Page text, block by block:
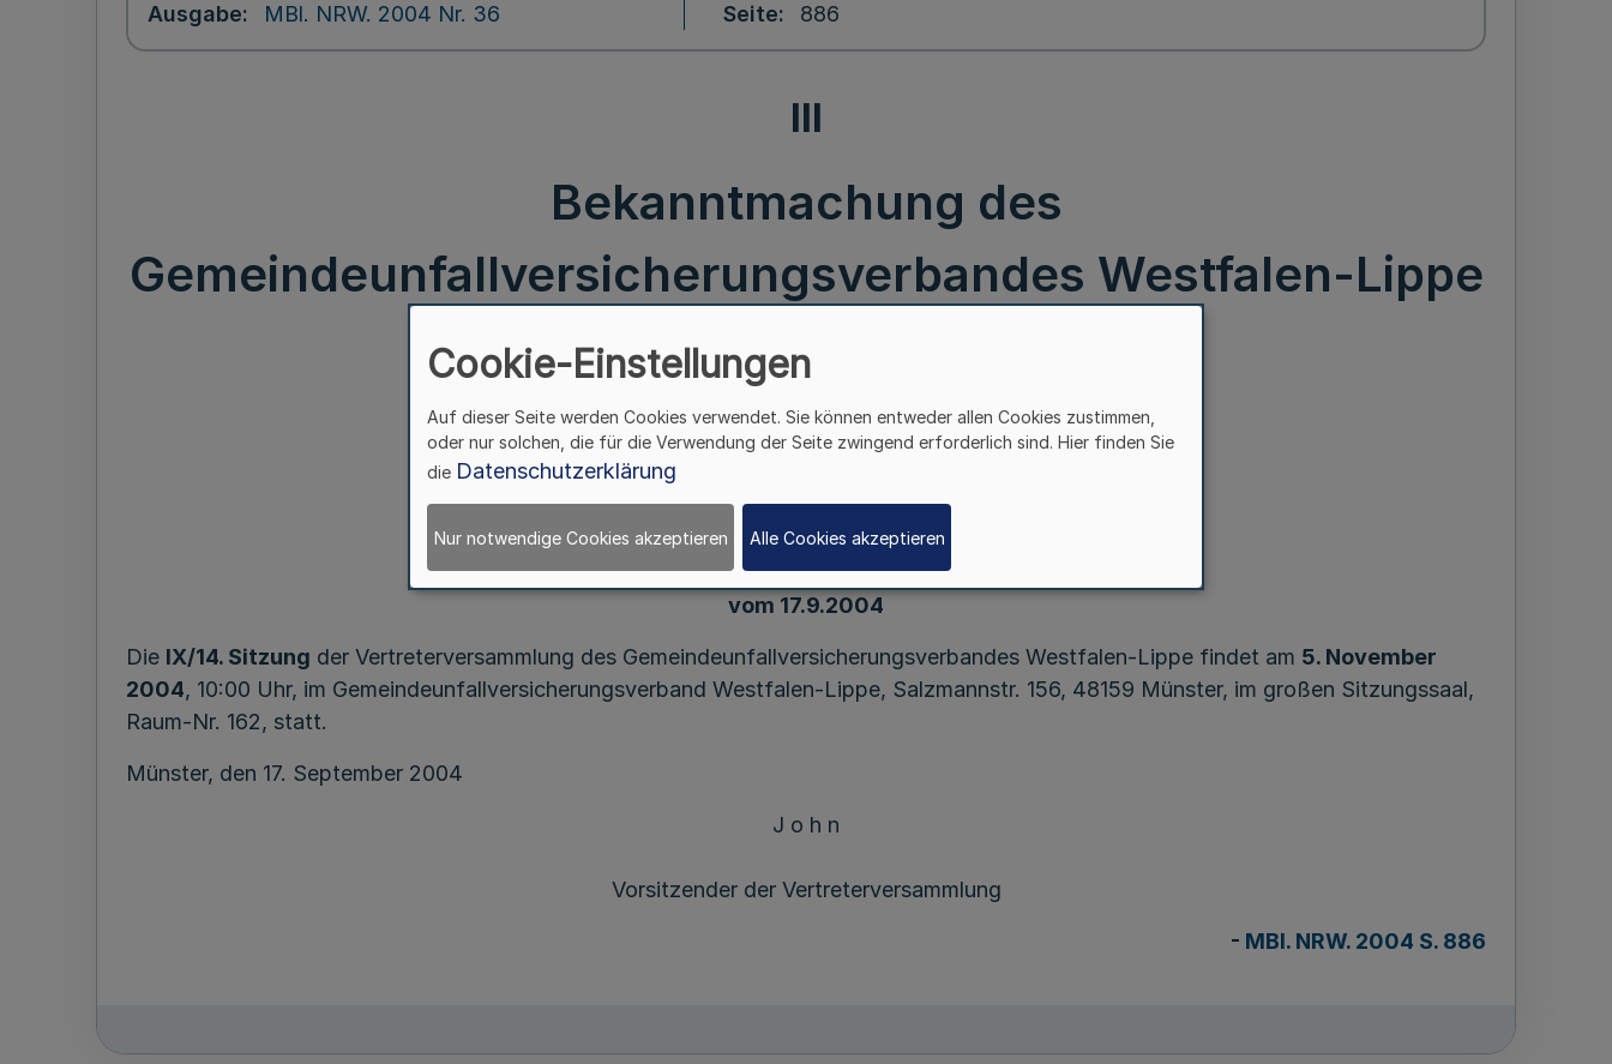
Ausgabe
MBl. NRW. 2004 Nr. 36
Seite
886
III
Bekanntmachung des
Gemeindeunfallversicherungsverbandes Westfalen-Lippe
vom 17.9.2004
III.
Bekanntmachung
des Gemeindeunfallversicherungsverbandes Westfalen-Lippe
vom 17.9.2004
Die IX/14. Sitzung der Vertreterversammlung des Gemeindeunfallversicherungsverbandes Westfalen-Lippe findet am 5. November
2004, 10:00 Uhr, im Gemeindeunfallversicherungsverband Westfalen-Lippe, Salzmannstr. 156, 48159 Münster, im großen Sitzungssaal,
Raum-Nr. 162, statt.
Münster, den 17. September 2004
J o h n
Vorsitzender der Vertreterversammlung
- MBl. NRW. 2004 S. 886
Cookie-Einstellungen
Auf dieser Seite werden Cookies verwendet. Sie können entweder allen Cookies zustimmen,
oder nur solchen, die für die Verwendung der Seite zwingend erforderlich sind. Hier finden Sie
die Datenschutzerklärung
Nur notwendige Cookies akzeptieren Alle Cookies akzeptieren